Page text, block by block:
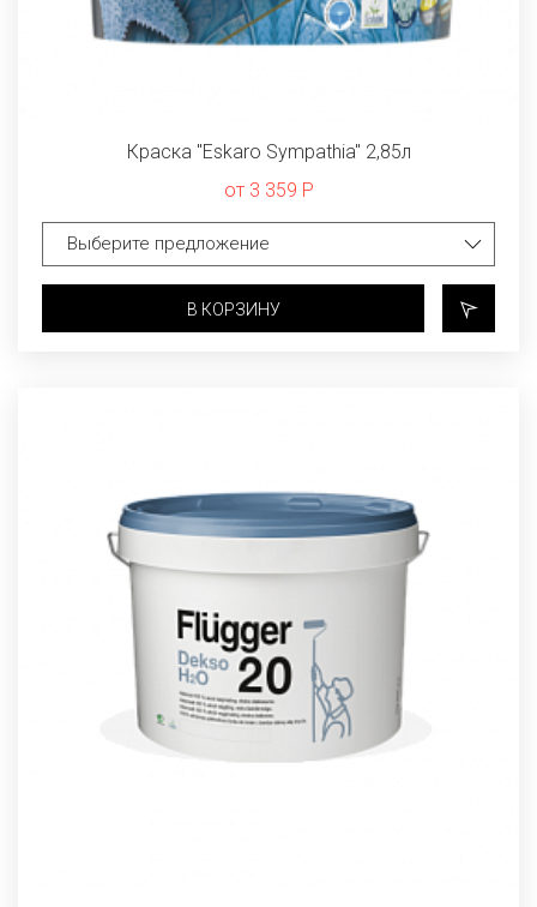
Краска "Eskaro Sympathia" 2,85л
от 3 359 Р
В КОРЗИНУ